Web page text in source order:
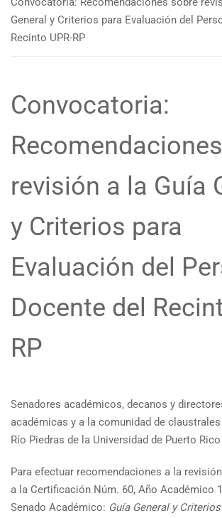
General y Criterios para Evaluación del
Recinto UPR-RP
Convocatoria:
revisión a la Guía
y Criterios para
Evaluación del
Docente del
RP
Senadores académicos, decanos y
académicas y a la comunidad de
Río Piedras de la Universidad de Puerto Rico
Para efectuar recomendaciones a la
a la Certificación Núm. 60, Año Académico
Senado Académico: Guía General y